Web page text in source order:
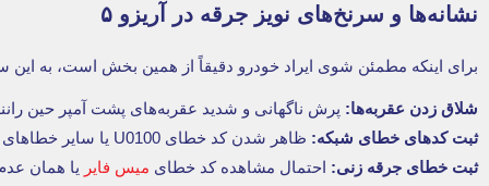
نشانه‌ها و سرنخ‌های نویز جرقه در آریزو ۵
برای اینکه مطمئن شوی ایراد خودرو دقیقاً از همین بخش است، به این
شلاق زدن عقربه‌ها: پرش ناگهانی و شدید عقربه‌های پشت آمپر حین
ثبت کدهای خطای شبکه: ظاهر شدن کد خطای U0100 یا سایر خطاهای ارتباطی در حافظه ایسیو موتور.
ثبت خطای جرقه زنی: احتمال مشاهده کد خطای میس فایر یا همان